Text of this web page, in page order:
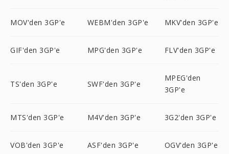
MOV'den 3GP'e WEBM'den 3GP'e MKV'den 3GP'e
GIF'den 3GP'e MPG'den 3GP'e FLV'den 3GP'e
TS'den 3GP'e SWF'den 3GP'e
MPEG'den
3GP'e
MTS'den 3GP'e M4V'den 3GP'e 3G2'den 3GP'e
VOB'den 3GP'e ASF'den 3GP'e OGV'den 3GP'e